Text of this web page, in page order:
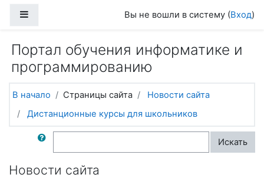
Вы не вошли в систему (Вход)
Портал обучения информатике и
программированию
В начало Страницы сайта
Новости сайта
Дистанционные курсы для школьников
Поиск по форумам Искать
Новости сайта